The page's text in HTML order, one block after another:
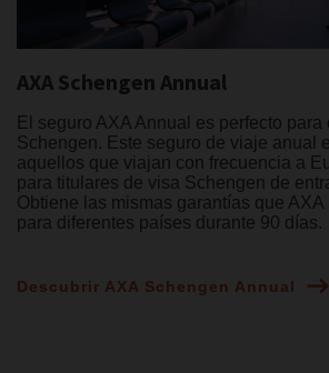
AXA Schengen Annual
El seguro AXA Annual es perfecto
Schengen. Este seguro de viaje anual
aquellos que viajan con frecuencia a
para titulares de visa Schengen de
Obtiene las mismas garantías que AXA
para diferentes países durante 90 días.
Descubrir AXA Schengen Annual